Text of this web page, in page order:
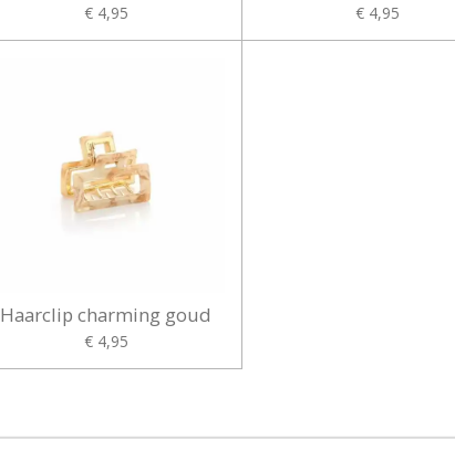
€ 4,95 € 4,95
Haarclip charming goud
€ 4,95